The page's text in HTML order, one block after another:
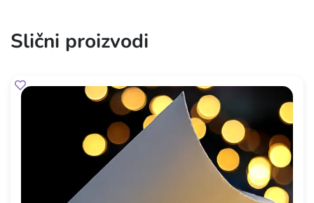
Slični proizvodi